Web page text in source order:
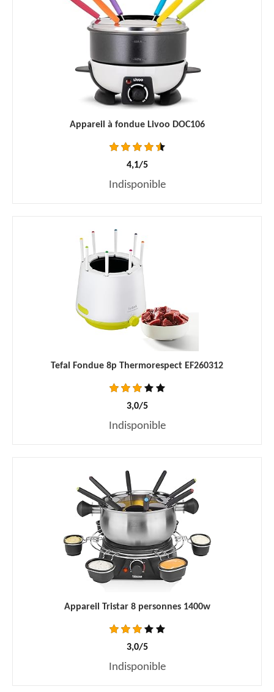
Appareil à fondue Livoo DOC106
4,1/5
Indisponible
Tefal Fondue 8p Thermorespect EF260312
3,0/5
Indisponible
Appareil Tristar 8 personnes 1400w
3,0/5
Indisponible